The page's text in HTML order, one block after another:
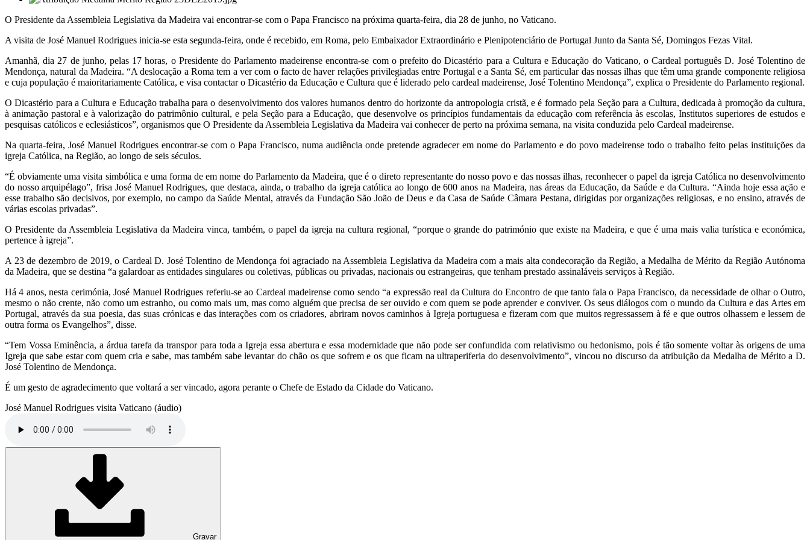
O Presidente da Assembleia Legislativa da Madeira vai encontrar-se com o Papa Francisco na próxima quarta-feira, dia 28 de junho, no Vaticano.
A visita de José Manuel Rodrigues inicia-se esta segunda-feira, onde é recebido, em Roma, pelo Embaixador Extraordinário e Plenipotenciário de Portugal Junto da Santa Sé, Domingos Fezas Vital.
Amanhã, dia 27 de junho, pelas 17 horas, o Presidente do Parlamento madeirense encontra-se com o prefeito do Dicastério para a Cultura e Educação do Vaticano, o Cardeal português D. José Tolentino de
Mendonça, natural da Madeira. “A deslocação a Roma tem a ver com o facto de haver relações privilegiadas entre Portugal e a Santa Sé, em particular das nossas ilhas que têm uma grande componente religiosa
e cuja população é maioritariamente Católica, e visa contactar o Dicastério da Educação e Cultura que é liderado pelo cardeal madeirense, José Tolentino Mendonça”, explica o Presidente do Parlamento regional.
O Dicastério para a Cultura e Educação trabalha para o desenvolvimento dos valores humanos dentro do horizonte da antropologia cristã, e é formado pela Seção para a Cultura, dedicada à promoção da cultura,
à animação pastoral e à valorização do patrimônio cultural, e pela Seção para a Educação, que desenvolve os princípios fundamentais da educação com referência às escolas, Institutos superiores de estudos e
pesquisas católicos e eclesiásticos”, organismos que O Presidente da Assembleia Legislativa da Madeira vai conhecer de perto na próxima semana, na visita conduzida pelo Cardeal madeirense.
Na quarta-feira, José Manuel Rodrigues encontrar-se com o Papa Francisco, numa audiência onde pretende agradecer em nome do Parlamento e do povo madeirense todo o trabalho feito pelas instituições da
igreja Católica, na Região, ao longo de seis séculos.
“É obviamente uma visita simbólica e uma forma de em nome do Parlamento da Madeira, que é o direto representante do nosso povo e das nossas ilhas, reconhecer o papel da igreja Católica no desenvolvimento
do nosso arquipélago”, frisa José Manuel Rodrigues, que destaca, ainda, o trabalho da igreja católica ao longo de 600 anos na Madeira, nas áreas da Educação, da Saúde e da Cultura. “Ainda hoje essa ação e
esse trabalho são decisivos, por exemplo, no campo da Saúde Mental, através da Fundação São João de Deus e da Casa de Saúde Câmara Pestana, dirigidas por organizações religiosas, e no ensino, através de
várias escolas privadas”.
O Presidente da Assembleia Legislativa da Madeira vinca, também, o papel da igreja na cultura regional, “porque o grande do património que existe na Madeira, e que é uma mais valia turística e económica,
pertence à igreja”.
A 23 de dezembro de 2019, o Cardeal D. José Tolentino de Mendonça foi agraciado na Assembleia Legislativa da Madeira com a mais alta condecoração da Região, a Medalha de Mérito da Região Autónoma
da Madeira, que se destina “a galardoar as entidades singulares ou coletivas, públicas ou privadas, nacionais ou estrangeiras, que tenham prestado assinaláveis serviços à Região.
Há 4 anos, nesta cerimónia, José Manuel Rodrigues referiu-se ao Cardeal madeirense como sendo “a expressão real da Cultura do Encontro de que tanto fala o Papa Francisco, da necessidade de olhar o Outro,
mesmo o não crente, não como um estranho, ou como mais um, mas como alguém que precisa de ser ouvido e com quem se pode aprender e conviver. Os seus diálogos com o mundo da Cultura e das Artes em
Portugal, através da sua poesia, das suas crónicas e das interações com os criadores, abriram novos caminhos à Igreja portuguesa e fizeram com que muitos regressassem à fé e que outros olhassem e lessem de
outra forma os Evangelhos”, disse.
“Tem Vossa Eminência, a árdua tarefa da transpor para toda a Igreja essa abertura e essa modernidade que não pode ser confundida com relativismo ou hedonismo, pois é tão somente voltar às origens de uma
Igreja que sabe estar com quem cria e sabe, mas também sabe levantar do chão os que sofrem e os que ficam na ultraperiferia do desenvolvimento”, vincou no discurso da atribuição da Medalha de Mérito a D.
José Tolentino de Mendonça.
É um gesto de agradecimento que voltará a ser vincado, agora perante o Chefe de Estado da Cidade do Vaticano.
José Manuel Rodrigues visita Vaticano (áudio)
Gravar